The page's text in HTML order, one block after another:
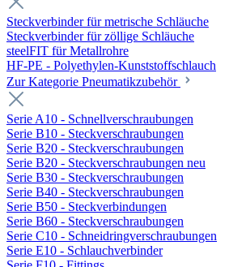
Steckverbinder für metrische Schläuche
Steckverbinder für zöllige Schläuche
steelFIT für Metallrohre
HF-PE - Polyethylen-Kunststoffschlauch
Zur Kategorie Pneumatikzubehör
Serie A10 - Schnellverschraubungen
Serie B10 - Steckverschraubungen
Serie B20 - Steckverschraubungen
Serie B20 - Steckverschraubungen neu
Serie B30 - Steckverschraubungen
Serie B40 - Steckverschraubungen
Serie B50 - Steckverbindungen
Serie B60 - Steckverschraubungen
Serie C10 - Schneidringverschraubungen
Serie E10 - Schlauchverbinder